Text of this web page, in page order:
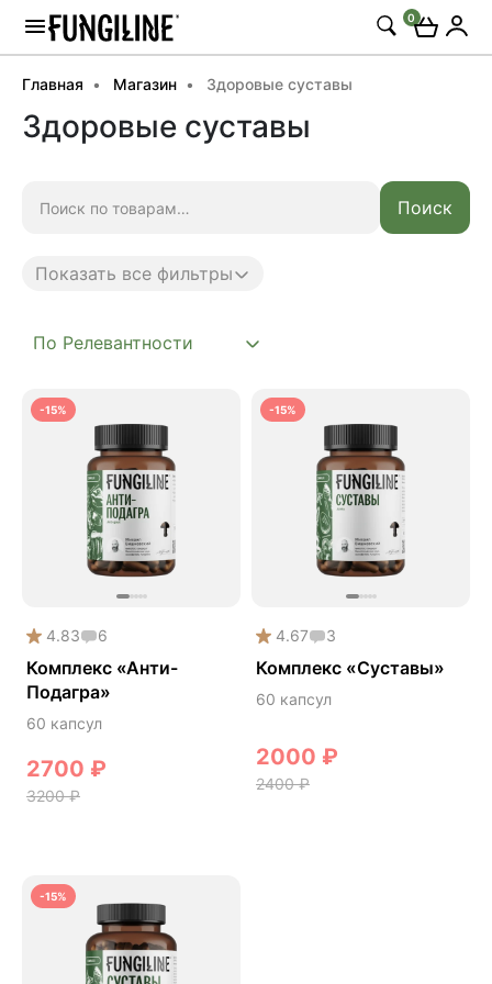
0
Главная Магазин Здоровые суставы
Здоровые суставы
Поиск
Показать все фильтры
Complex
Daily
Mushroom
Phyto
Premium
Solution
Акция
Антипаразит
Антистресс
Артишок
Бакопа Монье
Безмухоморный микродозинг
Готу кола
Деменция
Детокс
-15%
4.83 6
Комплекс «Анти-
Подагра»
60 капсул
2700 ₽
3200₽
-15%
4.67 3
Комплекс «Суставы»
60 капсул
2000 ₽
2400₽
-15%